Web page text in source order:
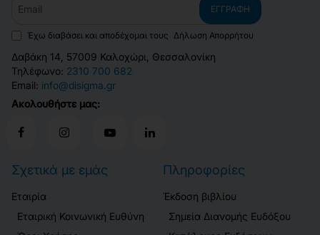
ΕΓΓΡΑΦΉ
Έχω διαβάσει και αποδέχομαι τους Δήλωση Απορρήτου
Δαβάκη 14, 57009 Καλοχώρι, Θεσσαλονίκη
Τηλέφωνο: 2310 700 682
Email: info@disigma.gr
Ακολουθήστε μας:
Σχετικά με εμάς
Εταιρία
Εταιρική Κοινωνική Ευθύνη
Πληροφορίες
Έκδοση βιβλίου
Σημεία Διανομής Ευδόξου